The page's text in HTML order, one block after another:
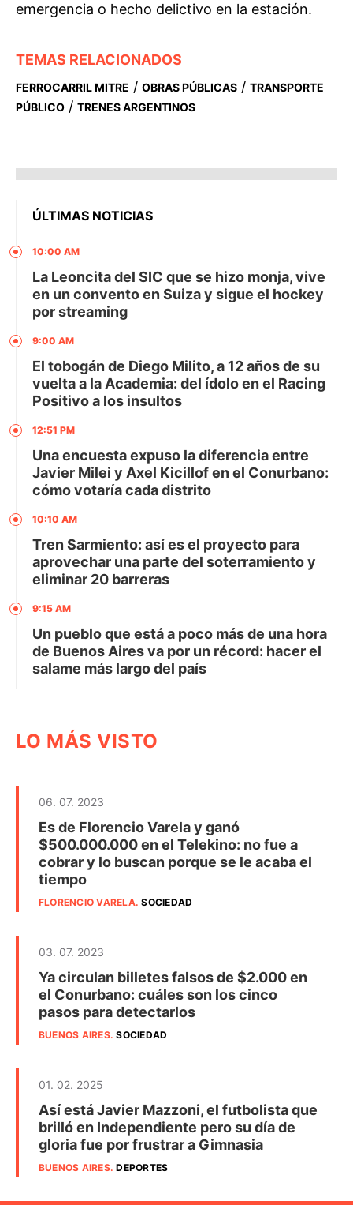
emergencia o hecho delictivo en la estación.
TEMAS RELACIONADOS
FERROCARRIL MITRE / OBRAS PÚBLICAS / TRANSPORTE
PÚBLICO / TRENES ARGENTINOS
ÚLTIMAS NOTICIAS
10:00 AM
La Leoncita del SIC que se hizo monja, vive
en un convento en Suiza y sigue el hockey
por streaming
9:00 AM
El tobogán de Diego Milito, a 12 años de su
vuelta a la Academia: del ídolo en el Racing
Positivo a los insultos
12:51 PM
Una encuesta expuso la diferencia entre
Javier Milei y Axel Kicillof en el Conurbano:
cómo votaría cada distrito
10:10 AM
Tren Sarmiento: así es el proyecto para
aprovechar una parte del soterramiento y
eliminar 20 barreras
9:15 AM
Un pueblo que está a poco más de una hora
de Buenos Aires va por un récord: hacer el
salame más largo del país
LO MÁS VISTO
06. 07. 2023
Es de Florencio Varela y ganó
$500.000.000 en el Telekino: no fue a
cobrar y lo buscan porque se le acaba el
tiempo
FLORENCIO VARELA.SOCIEDAD
03. 07. 2023
Ya circulan billetes falsos de $2.000 en
el Conurbano: cuáles son los cinco
pasos para detectarlos
BUENOS AIRES.SOCIEDAD
01. 02. 2025
Así está Javier Mazzoni, el futbolista que
brilló en Independiente pero su día de
gloria fue por frustrar a Gimnasia
BUENOS AIRES.DEPORTES